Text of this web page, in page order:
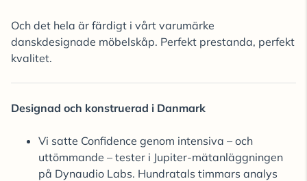
Och det hela är färdigt i vårt varumärke
danskdesignade möbelskåp. Perfekt prestanda, perfekt
kvalitet.
Designad och konstruerad i Danmark
Vi satte Confidence genom intensiva – och
uttömmande – tester i Jupiter-mätanläggningen
på Dynaudio Labs. Hundratals timmars analys